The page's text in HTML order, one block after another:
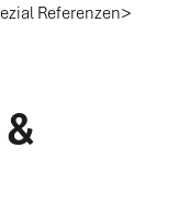
Referenzen>